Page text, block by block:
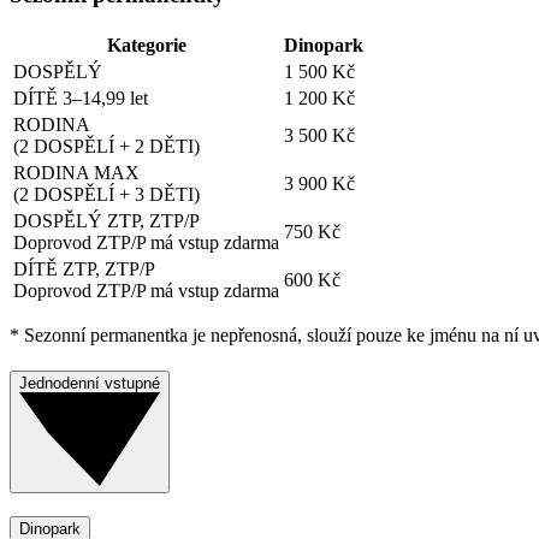
Kategorie
Dinopark
DOSPĚLÝ
1 500 Kč
DÍTĚ 3–14,99 let
1 200 Kč
RODINA
(2 DOSPĚLÍ + 2 DĚTI)
3 500 Kč
RODINA MAX
(2 DOSPĚLÍ + 3 DĚTI)
3 900 Kč
DOSPĚLÝ ZTP, ZTP/P
Doprovod ZTP/P má vstup zdarma
750 Kč
DÍTĚ ZTP, ZTP/P
Doprovod ZTP/P má vstup zdarma
600 Kč
* Sezonní permanentka je nepřenosná, slouží pouze ke jménu na ní
Jednodenní vstupné
Dinopark